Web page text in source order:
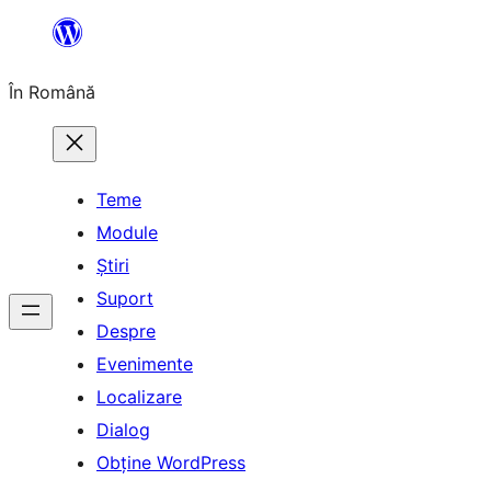
conținut
În Română
Teme
Module
Știri
Suport
Despre
Evenimente
Localizare
Dialog
Obține WordPress